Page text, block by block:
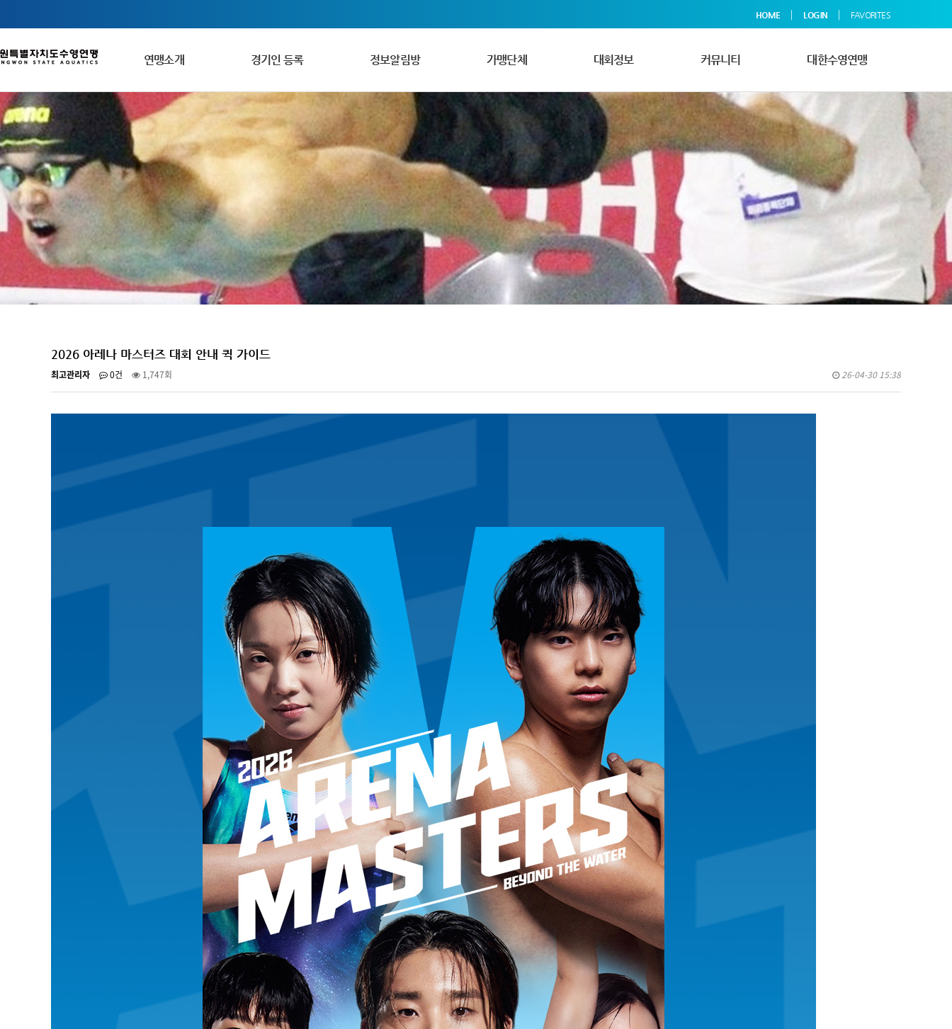
HOME | LOGIN | FAVORITES
연맹소개 경기인 등록 정보알림방 가맹단체 대회정보 커뮤니티 대한수영연맹
2026 아레나 마스터즈 대회 안내 퀵 가이드
최고관리자 0건 1,747회 26-04-30 15:38